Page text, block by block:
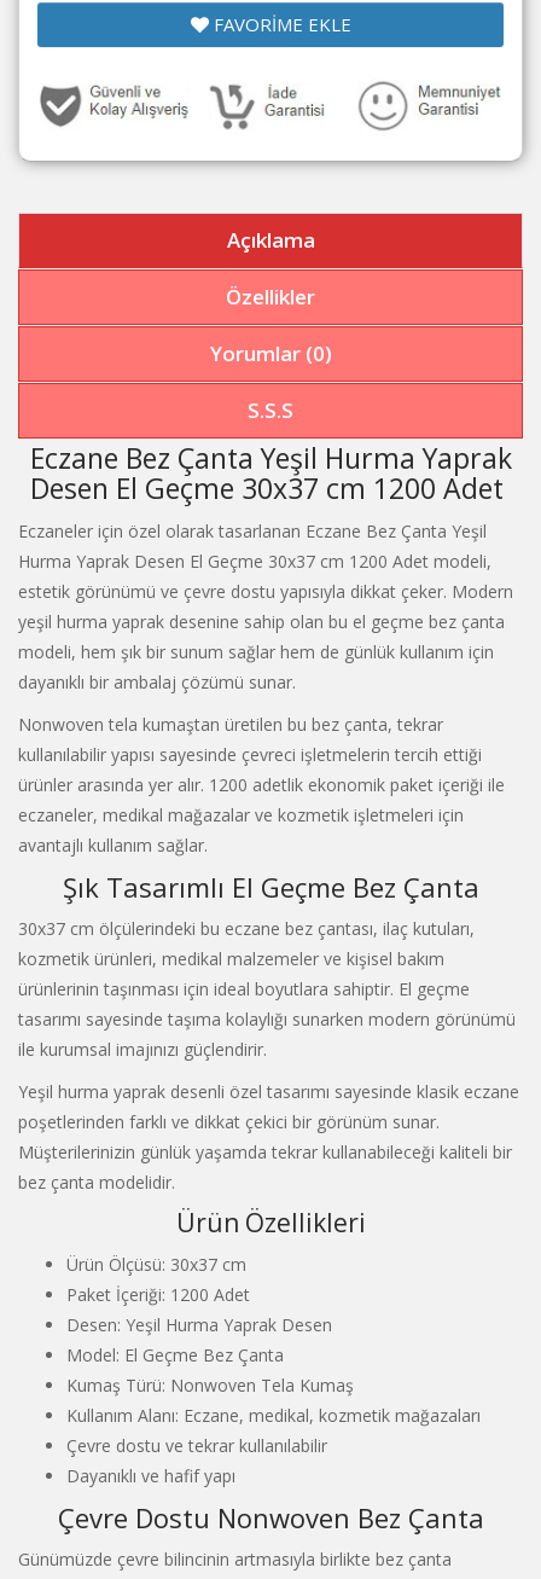
FAVORİME EKLE
Açıklama
Özellikler
Yorumlar (0)
S.S.S
Eczane Bez Çanta Yeşil Hurma Yaprak
Desen El Geçme 30x37 cm 1200 Adet
Eczaneler için özel olarak tasarlanan Eczane Bez Çanta Yeşil
Hurma Yaprak Desen El Geçme 30x37 cm 1200 Adet modeli,
estetik görünümü ve çevre dostu yapısıyla dikkat çeker. Modern
yeşil hurma yaprak desenine sahip olan bu el geçme bez çanta
modeli, hem şık bir sunum sağlar hem de günlük kullanım için
dayanıklı bir ambalaj çözümü sunar.
Nonwoven tela kumaştan üretilen bu bez çanta, tekrar
kullanılabilir yapısı sayesinde çevreci işletmelerin tercih ettiği
ürünler arasında yer alır. 1200 adetlik ekonomik paket içeriği ile
eczaneler, medikal mağazalar ve kozmetik işletmeleri için
avantajlı kullanım sağlar.
Şık Tasarımlı El Geçme Bez Çanta
30x37 cm ölçülerindeki bu eczane bez çantası, ilaç kutuları,
kozmetik ürünleri, medikal malzemeler ve kişisel bakım
ürünlerinin taşınması için ideal boyutlara sahiptir. El geçme
tasarımı sayesinde taşıma kolaylığı sunarken modern görünümü
ile kurumsal imajınızı güçlendirir.
Yeşil hurma yaprak desenli özel tasarımı sayesinde klasik eczane
poşetlerinden farklı ve dikkat çekici bir görünüm sunar.
Müşterilerinizin günlük yaşamda tekrar kullanabileceği kaliteli bir
bez çanta modelidir.
Ürün Özellikleri
Ürün Ölçüsü: 30x37 cm
Paket İçeriği: 1200 Adet
Desen: Yeşil Hurma Yaprak Desen
Model: El Geçme Bez Çanta
Kumaş Türü: Nonwoven Tela Kumaş
Kullanım Alanı: Eczane, medikal, kozmetik mağazaları
Çevre dostu ve tekrar kullanılabilir
Dayanıklı ve hafif yapı
Çevre Dostu Nonwoven Bez Çanta
Günümüzde çevre bilincinin artmasıyla birlikte bez çanta